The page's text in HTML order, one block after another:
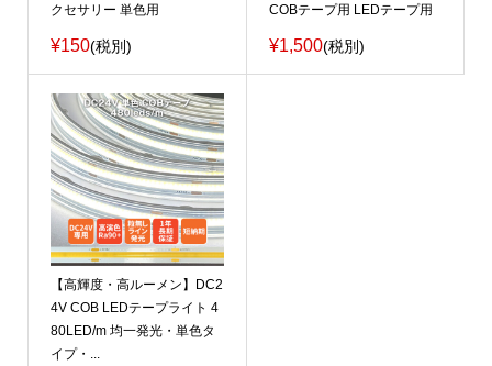
クセサリー 単色用
¥150(税別)
COBテープ用 LEDテープ用
¥1,500(税別)
【高輝度・高ルーメン】DC2
4V COB LEDテープライト 4
80LED/m 均一発光・単色タ
イプ・...